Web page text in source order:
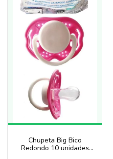
Chupeta Big Bico
Redondo 10 unidades